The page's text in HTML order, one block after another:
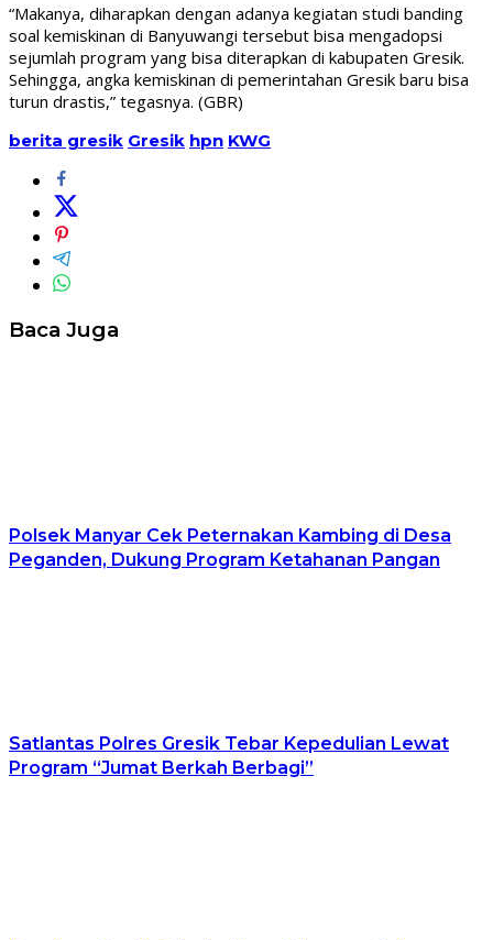
“Makanya, diharapkan dengan adanya kegiatan studi banding
soal kemiskinan di Banyuwangi tersebut bisa mengadopsi
sejumlah program yang bisa diterapkan di kabupaten Gresik.
Sehingga, angka kemiskinan di pemerintahan Gresik baru bisa
turun drastis,” tegasnya. (GBR)
berita gresik Gresik hpn KWG
Baca Juga
Polsek Manyar Cek Peternakan Kambing di Desa
Peganden, Dukung Program Ketahanan Pangan
Satlantas Polres Gresik Tebar Kepedulian Lewat
Program “Jumat Berkah Berbagi”